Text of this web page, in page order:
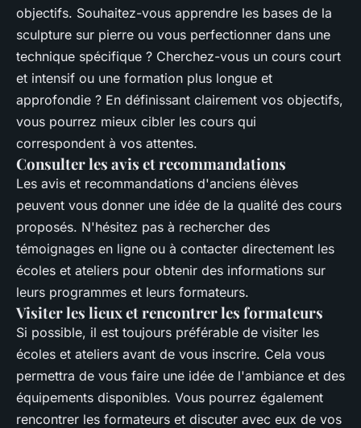
objectifs. Souhaitez-vous apprendre les bases de la
sculpture sur pierre ou vous perfectionner dans une
technique spécifique ? Cherchez-vous un cours court
et intensif ou une formation plus longue et
approfondie ? En définissant clairement vos objectifs,
vous pourrez mieux cibler les cours qui
correspondent à vos attentes.
Consulter les avis et recommandations
Les avis et recommandations d'anciens élèves
peuvent vous donner une idée de la qualité des cours
proposés. N'hésitez pas à rechercher des
témoignages en ligne ou à contacter directement les
écoles et ateliers pour obtenir des informations sur
leurs programmes et leurs formateurs.
Visiter les lieux et rencontrer les formateurs
Si possible, il est toujours préférable de visiter les
écoles et ateliers avant de vous inscrire. Cela vous
permettra de vous faire une idée de l'ambiance et des
équipements disponibles. Vous pourrez également
rencontrer les formateurs et discuter avec eux de vos